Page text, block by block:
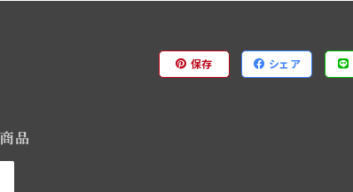
保存 シェア
品